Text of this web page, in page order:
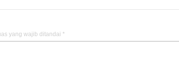
yang wajib ditandai *